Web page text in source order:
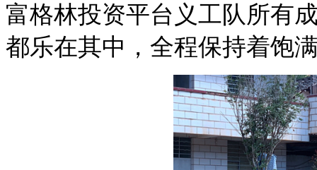
富格林投资平台义工队所有
都乐在其中 ，全程保持着饱